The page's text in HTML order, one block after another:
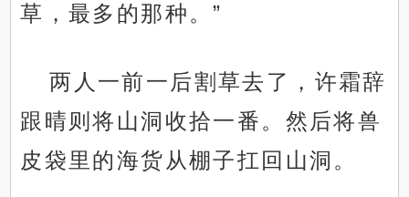
草，最多的那种。”
两人一前一后割草去了，许霜辞
跟晴则将山洞收拾一番。然后将兽
皮袋里的海货从棚子扛回山洞。